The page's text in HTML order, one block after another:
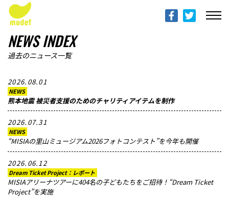
ABOUT mudef（Rhythmedia Foundation）
PROJECTS & ACTITIVIES
プロジェクト
DONATION
寄付のご案内
PROGRESS REPORTS
NEWS INDEX
過去のニュース一覧
2026.08.01
NEWS
熊本地震 被災者支援のためのチャリティアイテムを制作
2026.07.31
NEWS
“MISIAの里山ミュージアム2026フォトコンテスト”を今年も開催
2026.06.12
Dream Ticket Project：レポート
MISIAアリーナツアーに404名の子どもたちをご招待！“Dream Ticket
Project”を実施